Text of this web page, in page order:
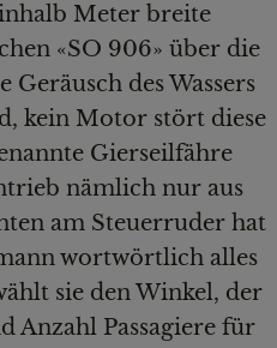
Meter breite
«SO 906» über die
Geräusch des Wassers
kein Motor stört diese
Gierseilfähre
nämlich nur aus
am Steuerruder hat
wortwörtlich alles
sie den Winkel, der
Anzahl Passagiere für